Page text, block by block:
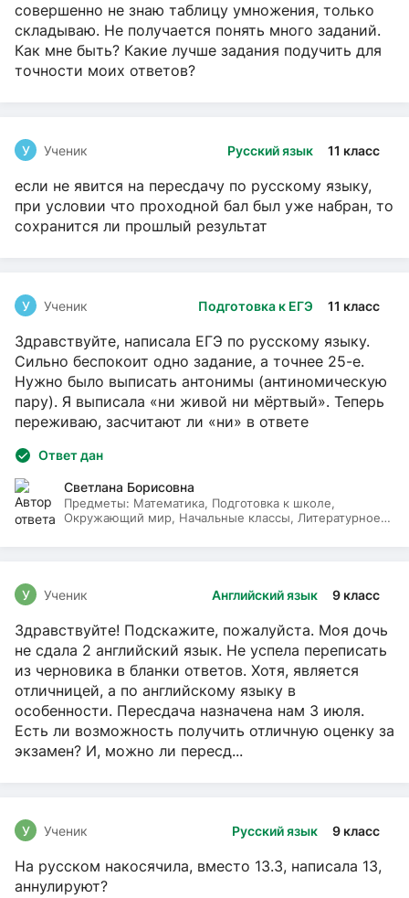
совершенно не знаю таблицу умножения, только
складываю. Не получается понять много заданий.
Как мне быть? Какие лучше задания подучить для
точности моих ответов?
Русский язык 11 класс
У Ученик
если не явится на пересдачу по русскому языку,
при условии что проходной бал был уже набран, то
сохранится ли прошлый результат
Подготовка к ЕГЭ 11 класс
У Ученик
Здравствуйте, написала ЕГЭ по русскому языку.
Сильно беспокоит одно задание, а точнее 25-е.
Нужно было выписать антонимы (антиномическую
пару). Я выписала «ни живой ни мёртвый». Теперь
переживаю, засчитают ли «ни» в ответе
Ответ дан
Светлана Борисовна
Предметы: Математика, Подготовка к школе,
Окружающий мир, Начальные классы, Литературное
Английский язык 9 класс
У Ученик
Здравствуйте! Подскажите, пожалуйста. Моя дочь
не сдала 2 английский язык. Не успела переписать
из черновика в бланки ответов. Хотя, является
отличницей, а по английскому языку в
особенности. Пересдача назначена нам 3 июля.
Есть ли возможность получить отличную оценку за
экзамен? И, можно ли пересд...
Русский язык 9 класс
У Ученик
На русском накосячила, вместо 13.3, написала 13,
аннулируют?